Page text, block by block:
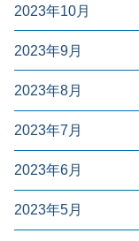
2023年10月
2023年9月
2023年8月
2023年7月
2023年6月
2023年5月